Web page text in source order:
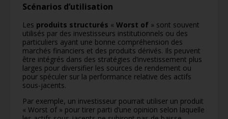
Scénarios d’utilisation
Les produits structurés « Worst of » sont souvent
utilisés par des investisseurs institutionnels ou des
particuliers ayant une bonne compréhension des
marchés financiers et des produits dérivés. Ils peuvent
être intégrés dans des stratégies d’investissement plus
larges pour diversifier les sources de rendement ou
pour spéculer sur la performance relative des actifs
sous-jacents.
Par exemple, un investisseur pourrait utiliser un produit
« Worst of » pour tirer parti d’une opinion selon laquelle